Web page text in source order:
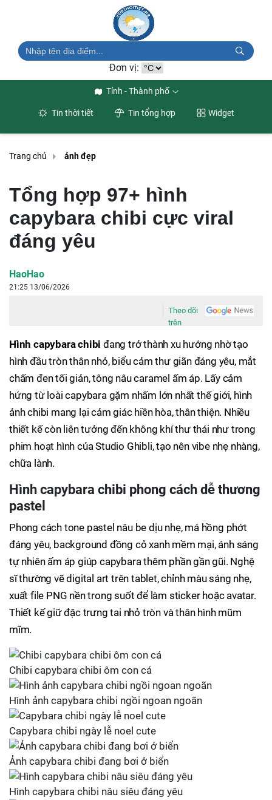
Đơn vị:
Tỉnh - Thành phố
Tin thời tiết Tin tổng hợp Widget
Trang chủ ảnh đẹp
Tổng hợp 97+ hình
capybara chibi cực viral
đáng yêu
HaoHao
21:25 13/06/2026
Theo dõi
trên
Hình capybara chibi đang trở thành xu hướng nhờ tạo
hình đầu tròn thân nhỏ, biểu cảm thư giãn đáng yêu, mắt
chấm đen tối giản, tông nâu caramel ấm áp. Lấy cảm
hứng từ loài capybara gặm nhấm lớn nhất thế giới, hình
ảnh chibi mang lại cảm giác hiền hòa, thân thiện. Nhiều
thiết kế còn liên tưởng đến không khí thư thái như trong
phim hoạt hình của Studio Ghibli, tạo nên vibe nhẹ nhàng,
chữa lành.
Hình capybara chibi phong cách dễ thương
pastel
Phong cách tone pastel nâu be dịu nhẹ, má hồng phớt
đáng yêu, background đồng cỏ xanh mềm mại, ánh sáng
tự nhiên ấm áp giúp capybara thêm phần gần gũi. Nghệ
sĩ thường vẽ digital art trên tablet, chỉnh màu sáng nhẹ,
xuất file PNG nền trong suốt để làm sticker hoặc avatar.
Thiết kế giữ đặc trưng tai nhỏ tròn và thân hình mũm
mĩm.
Chibi capybara chibi ôm con cá
Hình ảnh capybara chibi ngồi ngoan ngoãn
Capybara chibi ngày lễ noel cute
Ảnh capybara chibi đang bơi ở biển
Hình capybara chibi nâu siêu đáng yêu